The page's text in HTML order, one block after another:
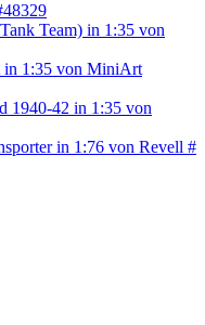
Team) in 1:35 von
in 1:35 von MiniArt
1940-42 in 1:35 von
in 1:76 von Revell #